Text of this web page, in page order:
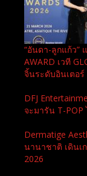
“อันดา-ลูกแก้ว”
AWARD เวที
จิ้นระดับอินเตอร์
DFJ
จะมารัน T-
Dermatige
นานาชาติ เดินเ
2026